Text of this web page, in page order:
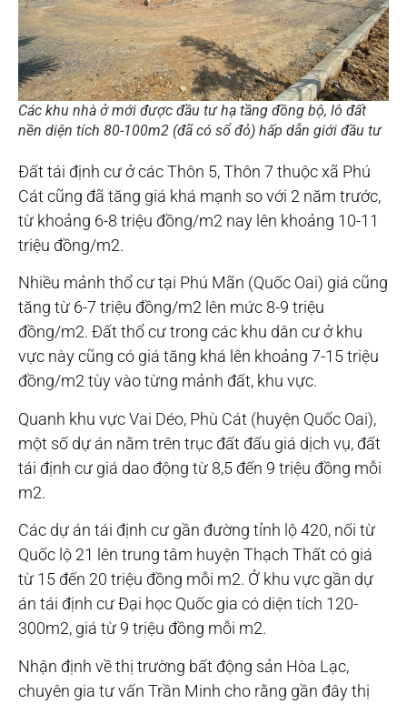
Các khu nhà ở mới được đầu tư hạ tầng đồng bộ, lô đất
nền diện tích 80-100m2 (đã có sổ đỏ) hấp dẫn giới đầu tư
Đất tái định cư ở các Thôn 5, Thôn 7 thuộc xã Phú
Cát cũng đã tăng giá khá mạnh so với 2 năm trước,
từ khoảng 6-8 triệu đồng/m2 nay lên khoảng 10-11
triệu đồng/m2.
Nhiều mảnh thổ cư tại Phú Mãn (Quốc Oai) giá cũng
tăng từ 6-7 triệu đồng/m2 lên mức 8-9 triệu
đồng/m2. Đất thổ cư trong các khu dân cư ở khu
vực này cũng có giá tăng khá lên khoảng 7-15 triệu
đồng/m2 tùy vào từng mảnh đất, khu vực.
Quanh khu vực Vai Déo, Phù Cát (huyện Quốc Oai),
một số dự án nằm trên trục đất đấu giá dịch vụ, đất
tái định cư giá dao động từ 8,5 đến 9 triệu đồng mỗi
m2.
Các dự án tái định cư gần đường tỉnh lộ 420, nối từ
Quốc lộ 21 lên trung tâm huyện Thạch Thất có giá
từ 15 đến 20 triệu đồng mỗi m2. Ở khu vực gần dự
án tái định cư Đại học Quốc gia có diện tích 120-
300m2, giá từ 9 triệu đồng mỗi m2.
Nhận định về thị trường bất động sản Hòa Lạc,
chuyên gia tư vấn Trần Minh cho rằng gần đây thị